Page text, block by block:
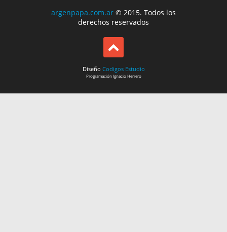
argenpapa.com.ar © 2015. Todos los
derechos reservados
Diseño Codigos Estudio
ProgramaciónIgnacio Herrero